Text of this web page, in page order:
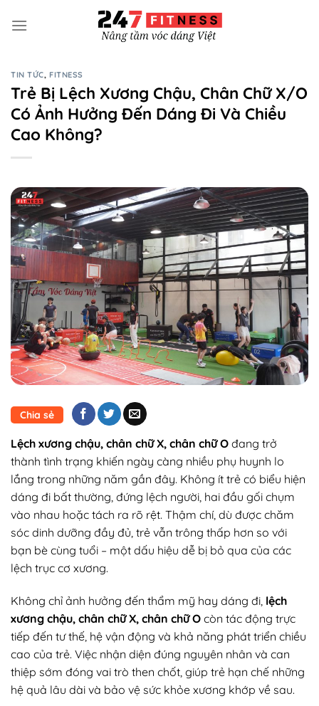
qua
TIN TỨC, FITNESS
Trẻ Bị Lệch Xương Chậu, Chân Chữ X/O
Có Ảnh Hưởng Đến Dáng Đi Và Chiều
Cao Không?
Chia sẻ
Lệch xương chậu, chân chữ X, chân chữ O đang trở
thành tình trạng khiến ngày càng nhiều phụ huynh lo
lắng trong những năm gần đây. Không ít trẻ có biểu hiện
dáng đi bất thường, đứng lệch người, hai đầu gối chụm
vào nhau hoặc tách ra rõ rệt. Thậm chí, dù được chăm
sóc dinh dưỡng đầy đủ, trẻ vẫn trông thấp hơn so với
bạn bè cùng tuổi – một dấu hiệu dễ bị bỏ qua của các
lệch trục cơ xương.
Không chỉ ảnh hưởng đến thẩm mỹ hay dáng đi, lệch
xương chậu, chân chữ X, chân chữ O còn tác động trực
tiếp đến tư thế, hệ vận động và khả năng phát triển chiều
cao của trẻ. Việc nhận diện đúng nguyên nhân và can
thiệp sớm đóng vai trò then chốt, giúp trẻ hạn chế những
hệ quả lâu dài và bảo vệ sức khỏe xương khớp về sau.